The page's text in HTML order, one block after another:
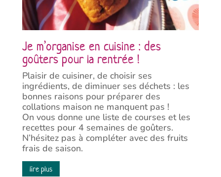
Je m’organise en cuisine : des
goûters pour la rentrée !
Plaisir de cuisiner, de choisir ses
ingrédients, de diminuer ses déchets : les
bonnes raisons pour préparer des
collations maison ne manquent pas !
On vous donne une liste de courses et les
recettes pour 4 semaines de goûters.
N’hésitez pas à compléter avec des fruits
frais de saison.
lire plus